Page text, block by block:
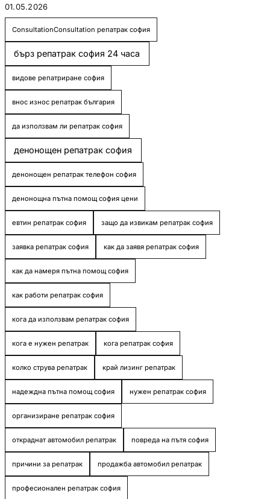
01.05.2026
ConsultationConsultation репатрак софия
бърз репатрак софия 24 часа
видове репатриране софия
внос износ репатрак българия
да използвам ли репатрак софия
денонощен репатрак софия
денонощен репатрак телефон софия
денонощна пътна помощ софия цени
евтин репатрак софия защо да извикам репатрак софия
заявка репатрак софия как да заявя репатрак софия
как да намеря пътна помощ софия
как работи репатрак софия
кога да използвам репатрак софия
кога е нужен репатрак кога репатрак софия
колко струва репатрак край лизинг репатрак
надеждна пътна помощ софия нужен репатрак софия
организиране репатрак софия
откраднат автомобил репатрак повреда на пътя софия
причини за репатрак продажба автомобил репатрак
професионален репатрак софия